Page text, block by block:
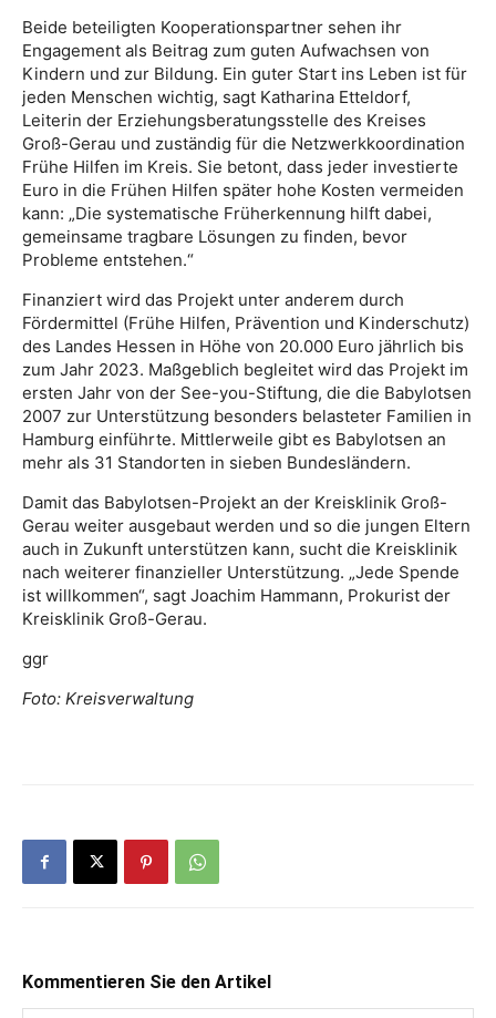
Beide beteiligten Kooperationspartner sehen ihr
Engagement als Beitrag zum guten Aufwachsen von
Kindern und zur Bildung. Ein guter Start ins Leben ist für
jeden Menschen wichtig, sagt Katharina Etteldorf,
Leiterin der Erziehungsberatungsstelle des Kreises
Groß-Gerau und zuständig für die Netzwerkkoordination
Frühe Hilfen im Kreis. Sie betont, dass jeder investierte
Euro in die Frühen Hilfen später hohe Kosten vermeiden
kann: „Die systematische Früherkennung hilft dabei,
gemeinsame tragbare Lösungen zu finden, bevor
Probleme entstehen.“
Finanziert wird das Projekt unter anderem durch
Fördermittel (Frühe Hilfen, Prävention und Kinderschutz)
des Landes Hessen in Höhe von 20.000 Euro jährlich bis
zum Jahr 2023. Maßgeblich begleitet wird das Projekt im
ersten Jahr von der See-you-Stiftung, die die Babylotsen
2007 zur Unterstützung besonders belasteter Familien in
Hamburg einführte. Mittlerweile gibt es Babylotsen an
mehr als 31 Standorten in sieben Bundesländern.
Damit das Babylotsen-Projekt an der Kreisklinik Groß-
Gerau weiter ausgebaut werden und so die jungen Eltern
auch in Zukunft unterstützen kann, sucht die Kreisklinik
nach weiterer finanzieller Unterstützung. „Jede Spende
ist willkommen“, sagt Joachim Hammann, Prokurist der
Kreisklinik Groß-Gerau.
ggr
Foto: Kreisverwaltung
Kommentieren Sie den Artikel